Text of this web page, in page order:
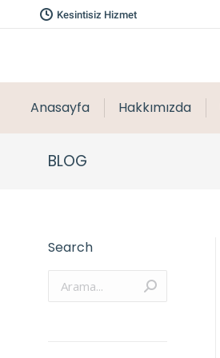
Kesintisiz Hizmet
Anasayfa Hakkımızda
BLOG
Search
Arama: